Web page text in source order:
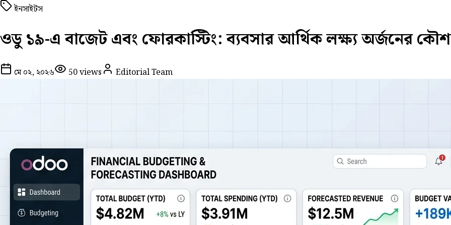
ইনসাইটস
ওডু ১৯-এ বাজেট এবং ফোরকাস্টিং: ব্যবসার আর্থিক লক্ষ্য অর্জনের
মে ০২, ২০২৬ 50views Editorial Team